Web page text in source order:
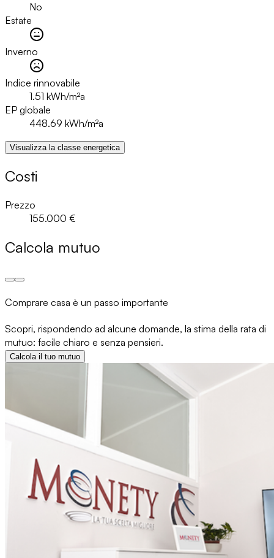
No
Estate
Inverno
Indice rinnovabile
1.51 kWh/m²a
EP globale
448.69 kWh/m²a
Visualizza la classe energetica
Costi
Prezzo
155.000 €
Calcola mutuo
Comprare casa è un passo importante
Scopri, rispondendo ad alcune domande, la stima della rata di
mutuo: facile chiaro e senza pensieri.
Calcola il tuo mutuo